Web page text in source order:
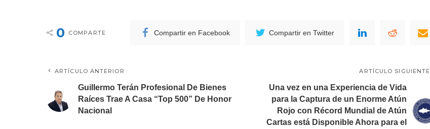
0 COMPARTE Compartir en Facebook Compartir en Twitter
ARTÍCULO ANTERIOR
Guillermo Terán Profesional De Bienes
Raíces Trae A Casa “Top 500” De Honor
Nacional
ARTÍCULO SIGUIENTE
Una vez en una Experiencia de Vida
para la Captura de un Enorme Atún
Rojo con Récord Mundial de Atún
Cartas está Disponible Ahora para el